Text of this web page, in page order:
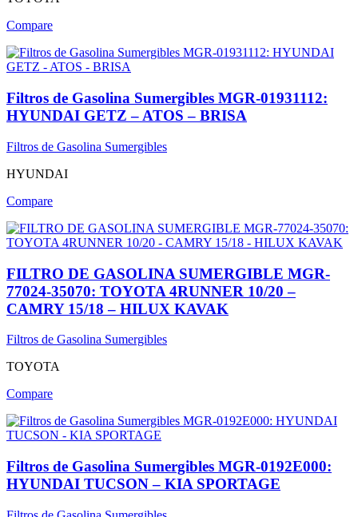
Compare
Filtros de Gasolina Sumergibles MGR-01931112:
HYUNDAI GETZ – ATOS – BRISA
Filtros de Gasolina Sumergibles
HYUNDAI
Compare
FILTRO DE GASOLINA SUMERGIBLE MGR-
77024-35070: TOYOTA 4RUNNER 10/20 –
CAMRY 15/18 – HILUX KAVAK
Filtros de Gasolina Sumergibles
TOYOTA
Compare
Filtros de Gasolina Sumergibles MGR-0192E000:
HYUNDAI TUCSON – KIA SPORTAGE